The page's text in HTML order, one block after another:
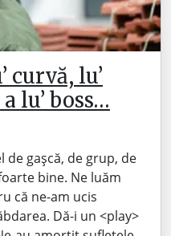
curvă, lu’
lu’ boss…
de gașcă, de grup, de
bine. Ne luăm
că ne-am ucis
Dă-i un <play>